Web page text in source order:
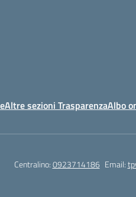
Altre sezioni TrasparenzaAlbo
Centralino:0923714186 Email: